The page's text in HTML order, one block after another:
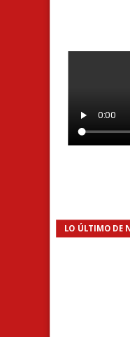
LO ÚLTIMO DE